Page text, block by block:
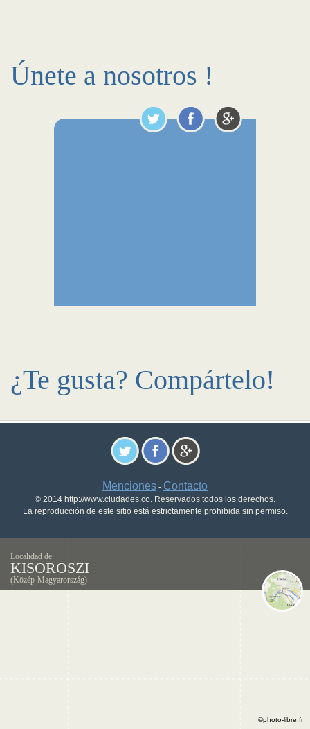
Únete a nosotros !
¿Te gusta? Compártelo!
Menciones - Contacto
© 2014 http://www.ciudades.co. Reservados todos los derechos.
La reproducción de este sitio está estrictamente prohibida sin permiso.
Localidad de
KISOROSZI
(Közép-Magyarország)
©photo-libre.fr